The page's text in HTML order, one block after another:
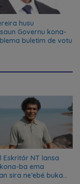
husu
Governu kona-
buletim de votu
Eskritór NT lansa
ba ema
sira ne’ebé buka